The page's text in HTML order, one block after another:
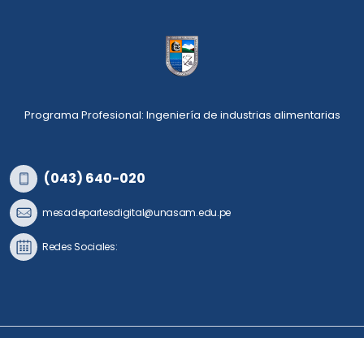
Programa Profesional: Ingeniería de industrias alimentarias
(043) 640-020
mesadepartesdigital@unasam.edu.pe
Redes Sociales: